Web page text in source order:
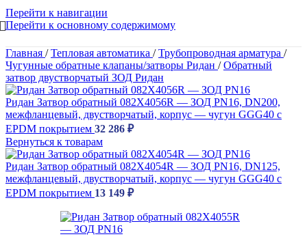
Перейти к навигации
Перейти к основному содержимому
Главная / Тепловая автоматика / Трубопроводная арматура /
Чугунные обратные клапаны/затворы Ридан / Обратный
затвор двустворчатый ЗОД Ридан
Ридан Затвор обратный 082X4056R — ЗОД PN16, DN200,
межфланцевый, двустворчатый, корпус — чугун GGG40 c
EPDM покрытием 32 286 ₽
Вернуться к товарам
Ридан Затвор обратный 082X4054R — ЗОД PN16, DN125,
межфланцевый, двустворчатый, корпус — чугун GGG40 c
EPDM покрытием 13 149 ₽